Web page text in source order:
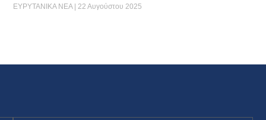
ΕΥΡΥΤΑΝΙΚΑ ΝΕΑ 22 Αυγούστου 2025